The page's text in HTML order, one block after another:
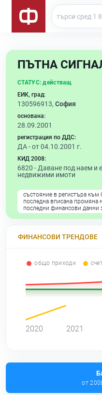
ПЪТНА
СТАТУС: действащ
ЕИК, град:
130596913, София
основана:
28.09.2001
регистрация по ДДС:
ДА - от 04.10.2001 г.
КИД 2008:
6820 - Даване под наем и
недвижими имоти
състояние в регистъра към
последна вписана промяна
последни финансови данни
ФИНАНСОВИ ТРЕНДОВЕ
общо приходи
2020 2021
от